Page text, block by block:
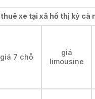
xe tại xã hồ thị kỷ cà
giá 7 chỗ
giá
limousine